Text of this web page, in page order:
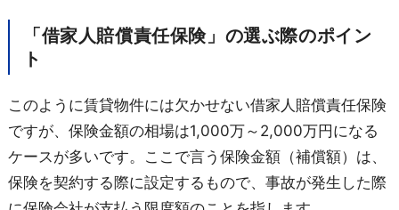
「借家人賠償責任保険」の選ぶ際のポイン
ト
このように賃貸物件には欠かせない借家人賠償責任保険
ですが、保険金額の相場は1,000万～2,000万円になる
ケースが多いです。ここで言う保険金額（補償額）は、
保険を契約する際に設定するもので、事故が発生した際